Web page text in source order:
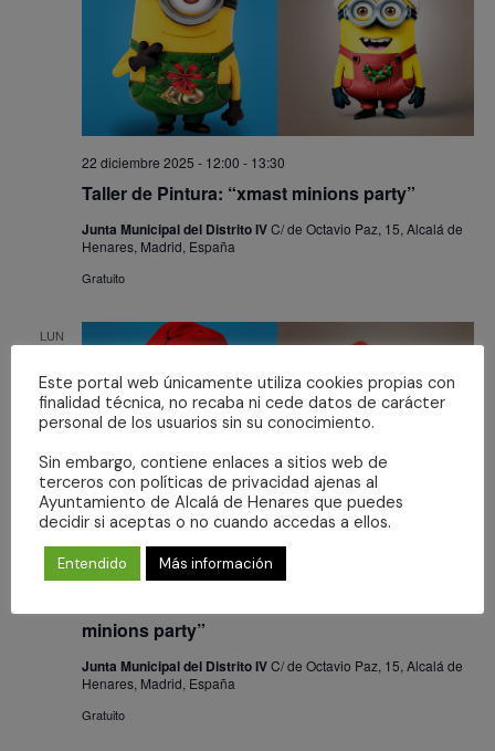
Taller de Pintura: “xmast minions party”
22 diciembre 2025 - 12:00 - 13:30
Junta Municipal del Distrito IVC/ de Octavio Paz, 15, Alcalá de
Henares, Madrid, España
Gratuito
LUN
22
minions party”
22 diciembre 2025 - 12:00-13:30
Junta Municipal del Distrito IVC/ de Octavio Paz, 15, Alcalá de
Henares, Madrid, España
Gratuito
Este portal web únicamente utiliza cookies propias con
finalidad técnica, no recaba ni cede datos de carácter
personal de los usuarios sin su conocimiento.
Sin embargo, contiene enlaces a sitios web de
terceros con políticas de privacidad ajenas al
Ayuntamiento de Alcalá de Henares que puedes
decidir si aceptas o no cuando accedas a ellos.
Entendido Más información